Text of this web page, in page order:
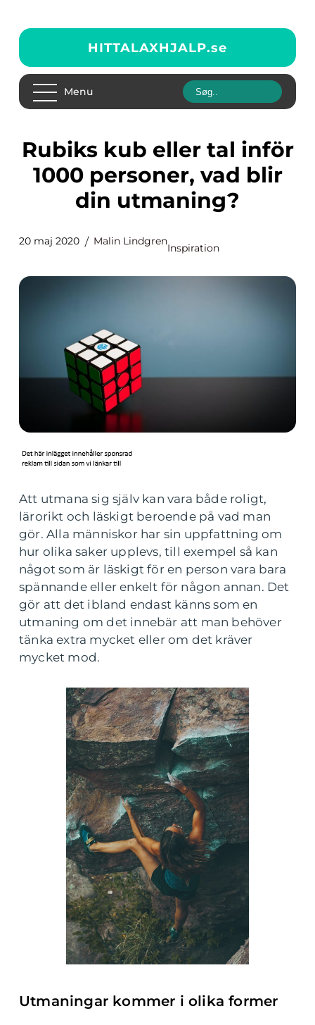
HITTALAXHJALP.se
Menu
Rubiks kub eller tal inför
1000 personer, vad blir
din utmaning?
20 maj 2020 Malin Lindgren
Inspiration
Att utmana sig själv kan vara både roligt,
lärorikt och läskigt beroende på vad man
gör. Alla människor har sin uppfattning om
hur olika saker upplevs, till exempel så kan
något som är läskigt för en person vara bara
spännande eller enkelt för någon annan. Det
gör att det ibland endast känns som en
utmaning om det innebär att man behöver
tänka extra mycket eller om det kräver
mycket mod.
Utmaningar kommer i olika former